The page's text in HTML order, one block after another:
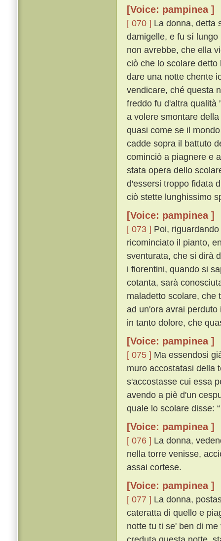
[Voice: pampinea ]
[ 070 ] La donna, detta
damigelle, e fu sí
non avrebbe, che ella
ciò che lo scolare detto
dare una notte chente
vendicare, ché questa
freddo fu d'altra qualità
a volere smontare
quasi come se il
cadde sopra il battuto
cominciò a piagnere e
stata opera dello
d'essersi troppo fidata
ciò stette lunghissimo
[Voice: pampinea ]
[ 073 ] Poi,
ricominciato il pianto,
sventurata, che si dirà
i fiorentini, quando si
cotanta, sarà
maladetto scolare, che
ad un'ora avrai perduto
in tanto dolore, che
[Voice: pampinea ]
[ 075 ] Ma essendosi
muro accostatasi della
s'accostasse cui essa
avendo a piè d'un
quale lo scolare disse:
[Voice: pampinea ]
[ 076 ] La donna,
nella torre venisse,
assai cortese.
[Voice: pampinea ]
[ 077 ] La donna,
cateratta di quello e
notte tu ti se' ben di